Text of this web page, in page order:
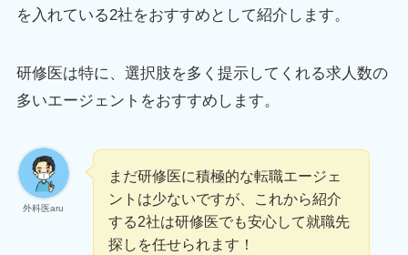
を入れている2社をおすすめとして紹介します。
研修医は特に、選択肢を多く提示してくれる求人数の
多いエージェントをおすすめします。
外科医aru
まだ研修医に積極的な転職エージェ
ントは少ないですが、これから紹介
する2社は研修医でも安心して就職先
探しを任せられます！